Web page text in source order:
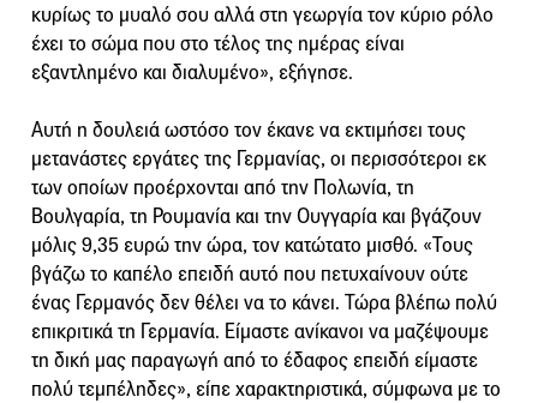
κυρίως το μυαλό σου αλλά στη γεωργία τον κύριο ρόλο
έχει το σώμα που στο τέλος της ημέρας είναι
εξαντλημένο και διαλυμένο», εξήγησε.
Αυτή η δουλειά ωστόσο τον έκανε να εκτιμήσει τους
μετανάστες εργάτες της Γερμανίας, οι περισσότεροι εκ
των οποίων προέρχονται από την Πολωνία, τη
Βουλγαρία, τη Ρουμανία και την Ουγγαρία και βγάζουν
μόλις 9,35 ευρώ την ώρα, τον κατώτατο μισθό. «Τους
βγάζω το καπέλο επειδή αυτό που πετυχαίνουν ούτε
ένας Γερμανός δεν θέλει να το κάνει. Τώρα βλέπω πολύ
επικριτικά τη Γερμανία. Είμαστε ανίκανοι να μαζέψουμε
τη δική μας παραγωγή από το έδαφος επειδή είμαστε
πολύ τεμπέληδες», είπε χαρακτηριστικά, σύμφωνα με το